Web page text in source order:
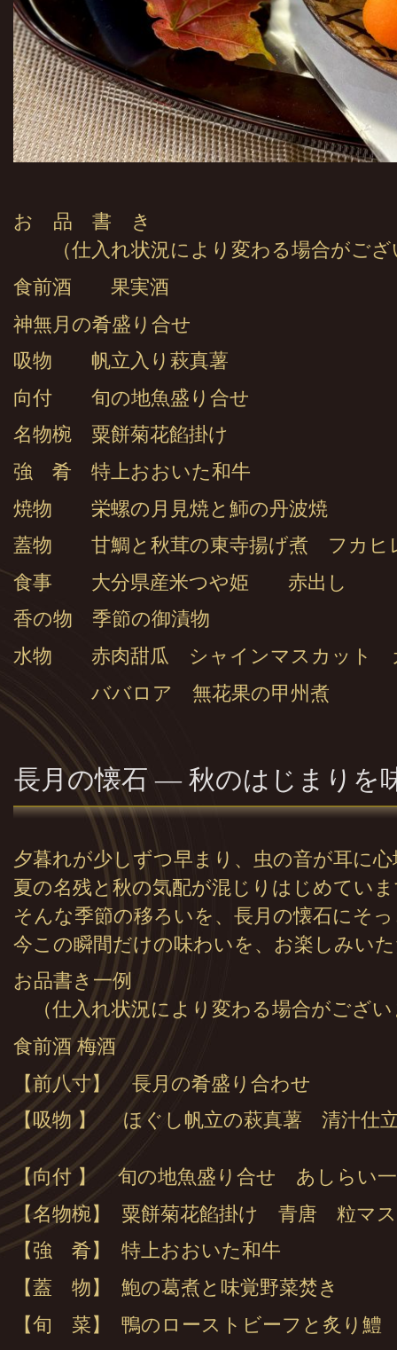
お 品 書 き
（仕入れ状況により変わる場合がござ
食前酒 果実酒
神無月の肴盛り合せ
吸物 帆立入り萩真薯
向付 旬の地魚盛り合せ
名物椀 粟餅菊花餡掛け
強 肴 特上おおいた和牛
焼物 栄螺の月見焼と魳の丹波焼
蓋物 甘鯛と秋茸の東寺揚げ煮 フカ
食事 大分県産米つや姫 赤出し
香の物 季節の御漬物
水物 赤肉甜瓜 シャインマスカット
ババロア 無花果の甲州煮
長月の懐石 — 秋のはじまりを
夕暮れが少しずつ早まり、虫の音が耳に
夏の名残と秋の気配が混じりはじめてい
そんな季節の移ろいを、長月の懐石にそ
今この瞬間だけの味わいを、お楽しみい
お品書き一例
（仕入れ状況により変わる場合がござい
食前酒 梅酒
【前八寸】 長月の肴盛り合わせ
【吸物 】 ほぐし帆立の萩真薯 清汁
【向付 】 旬の地魚盛り合せ あしらい
【名物椀】 粟餅菊花餡掛け 青唐 粒マ
【強 肴】 特上おおいた和牛
【蓋 物】 鮑の葛煮と味覚野菜焚き
【旬 菜】 鴨のローストビーフと炙り鱧